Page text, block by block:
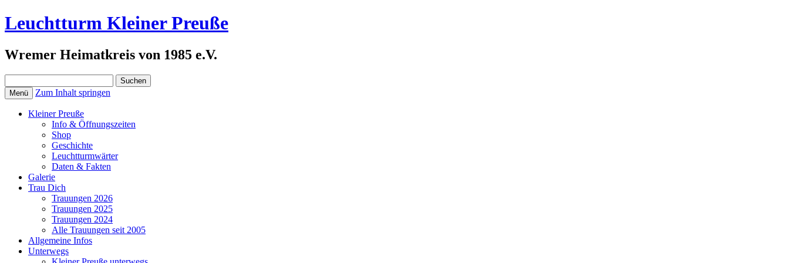
Leuchtturm Kleiner Preuße
Wremer Heimatkreis von 1985 e.V.
nach:
Menü Zum Inhalt springen
Kleiner Preuße
Info & Öffnungszeiten
Shop
Geschichte
Leuchtturmwärter
Daten & Fakten
Galerie
Trau Dich
Trauungen 2026
Trauungen 2025
Trauungen 2024
Alle Trauungen seit 2005
Allgemeine Infos
Unterwegs